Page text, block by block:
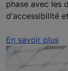
phase avec les
d'accessibilité
En savoir plus